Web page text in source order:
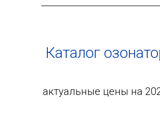
Каталог
актуальные цены на